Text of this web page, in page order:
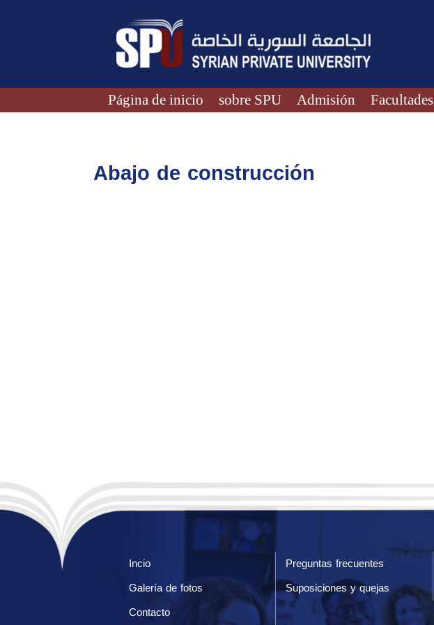
Página de inicio sobre SPU Admisión Facultades
Abajo de construcción
Incio Preguntas frecuentes
Galería de fotos
Suposiciones y quejas
Contacto